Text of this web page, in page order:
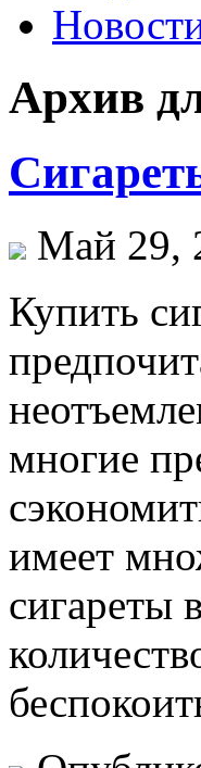
Архив
Май 29,
Купить
многие
имеет
сигареты